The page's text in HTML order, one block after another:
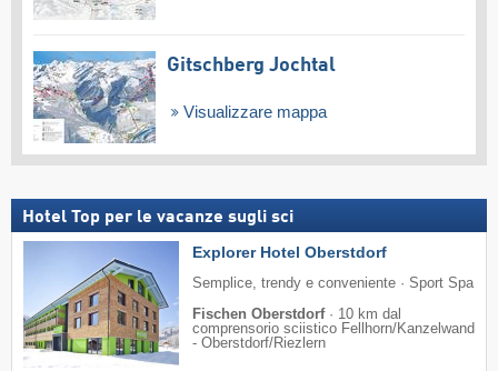
Gitschberg Jochtal
Visualizzare mappa
Hotel Top per le vacanze sugli sci
Explorer Hotel Oberstdorf
Semplice, trendy e conveniente · Sport Spa
Fischen Oberstdorf· 10 km dal
comprensorio sciistico Fellhorn/​Kanzelwand
- Oberstdorf/​Riezlern